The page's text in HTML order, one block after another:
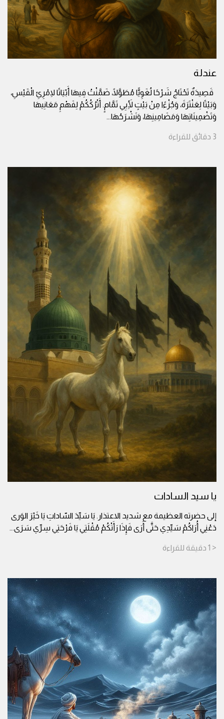
عندلة
قَصِيدَةٌ تَحْتَاجُ شَرْحًا لُغَوِيًّا مُطَوَّلًا، ضَمَّنْتُ فِيهَا أَبْيَاتًا لِامْرِئِ الْقَيْسِ،
وَبَيْتًا لِعَنْتَرَةَ، وَجُزْءًا مِنْ بَيْتٍ لِأَبِي تَمَّامٍ. أَتْرُكُكُمْ لِفَهْمِ مَعَانِيهَا
وَتَضْمِينَاتِهَا وَمَضَامِينِهَا، وَنَشْرَحُهَا...
3 دقائق للقراءة
يا سيد السادات
إلى حضرته العظيمة مع شديد الاعتذار. يَا سَيِّدَ السّاداتِ يَا خَيْرَ الوَرى
دَعْنِي أُرَاكُمْ سَيِّدِي حَتَّى أَرَى فَإِذَا رَأَتْكُمْ مُقْلَتِي يَا فَرْحَتِي سِرِّي سَرَى...
< 1 دقيقة للقراءة